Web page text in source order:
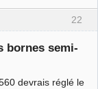
22
bornes semi-
devrais réglé le